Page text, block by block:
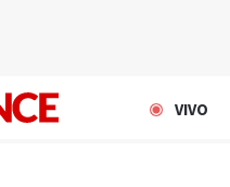
VIVO